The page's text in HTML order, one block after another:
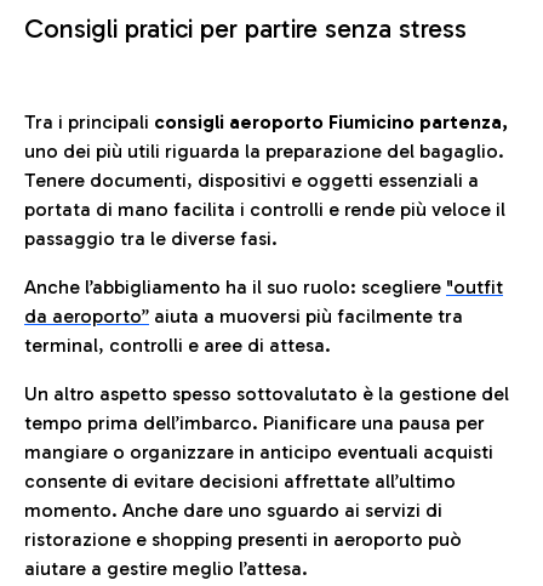
Consigli pratici per partire senza stress
Tra i principali consigli aeroporto Fiumicino partenza,
uno dei più utili riguarda la preparazione del bagaglio.
Tenere documenti, dispositivi e oggetti essenziali a
portata di mano facilita i controlli e rende più veloce il
passaggio tra le diverse fasi.
Anche l’abbigliamento ha il suo ruolo: scegliere "outfit
da aeroporto” aiuta a muoversi più facilmente tra
terminal, controlli e aree di attesa.
Un altro aspetto spesso sottovalutato è la gestione del
tempo prima dell’imbarco. Pianificare una pausa per
mangiare o organizzare in anticipo eventuali acquisti
consente di evitare decisioni affrettate all’ultimo
momento. Anche dare uno sguardo ai servizi di
ristorazione e shopping presenti in aeroporto può
aiutare a gestire meglio l’attesa.